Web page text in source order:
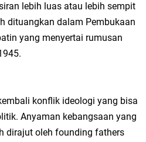
lebih luas atau lebih sempit
dituangkan dalam Pembukaan
yang menyertai rumusan
konflik ideologi yang bisa
Anyaman kebangsaan yang
dirajut oleh founding fathers